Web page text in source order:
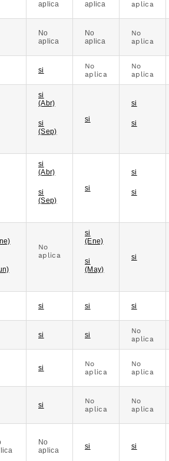
aplica
aplica
aplica
No
aplica
No
aplica
No
aplica
si
No
aplica
No
aplica
si
(Abr)
si
(Sep)
si
si
si
si
(Abr)
si
(Sep)
si
si
si
No
aplica
si
(Ene)
si
(May)
si
si si si
si si
No
aplica
si
No
aplica
No
aplica
si
No
aplica
No
aplica
No
aplica
si si